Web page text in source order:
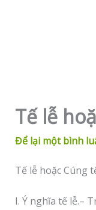
Tế lễ
Để lại một bình
Tế lễ hoặc Cúng
I. Ý nghĩa tế lễ.–